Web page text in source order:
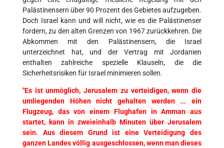
Palästinensern über 90 Prozent des Gebietes aufzugeben.
Doch Israel kann und will nicht, wie es die Palästinenser
fordern, zu den alten Grenzen von 1967 zurückkehren. Die
Abkommen mit den Palästinensern, die Israel
unterzeichnet hat, und der Vertrag mit Jordanien
enthalten zahlreiche spezielle Klauseln, die die
Sicherheitsrisiken für Israel minimieren sollen.
"Es ist unmöglich, Jerusalem zu verteidigen, wenn die
umliegenden Höhen nicht gehalten werden ... ein
Flugzeug, das von einem Flughafen in Amman aus
startet, kann in zweieinhalb Minuten über Jerusalem
sein. Aus diesem Grund ist eine Verteidigung des
ganzen Landes völlig ausgeschlossen, wenn man dieses